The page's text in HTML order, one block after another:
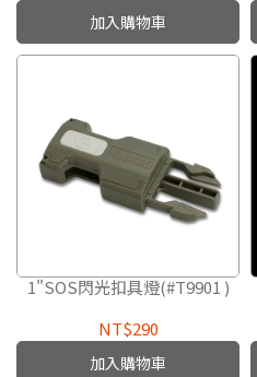
加入購物車
1"SOS閃光扣具燈(#T9901 )
NT$290
加入購物車